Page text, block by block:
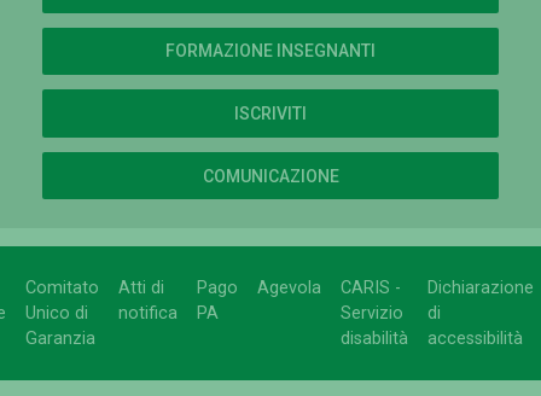
FORMAZIONE INSEGNANTI
ISCRIVITI
COMUNICAZIONE
Comitato
Unico di
Garanzia
Atti di
notifica
Pago
PA
Agevola
CARIS -
Servizio
disabilità
Dichiarazione
di
accessibilità